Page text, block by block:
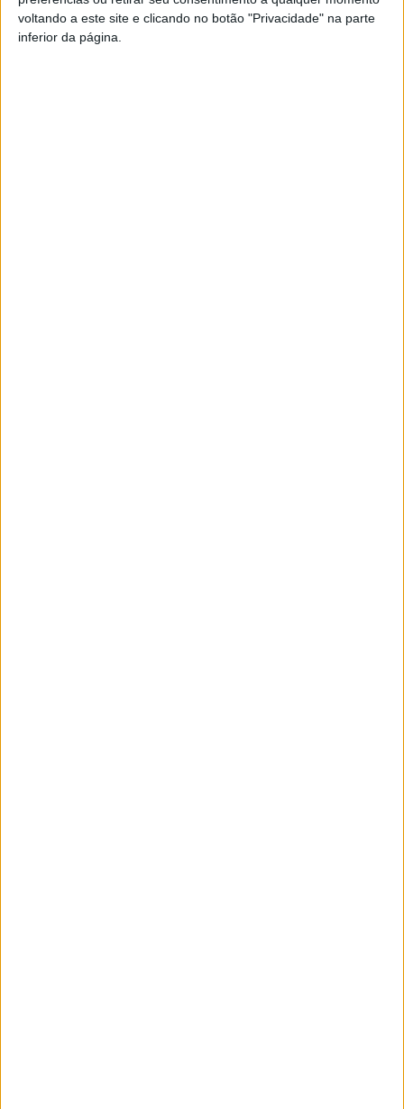
voltando a este site e clicando no botão "Privacidade" na parte
inferior da página.